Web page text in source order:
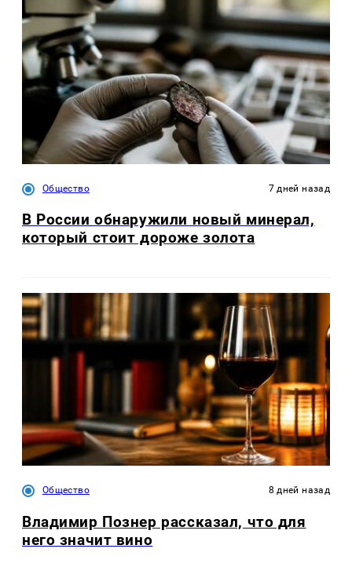
Общество 7 дней назад
В России обнаружили новый минерал,
который стоит дороже золота
Общество 8 дней назад
Владимир Познер рассказал, что для
него значит вино